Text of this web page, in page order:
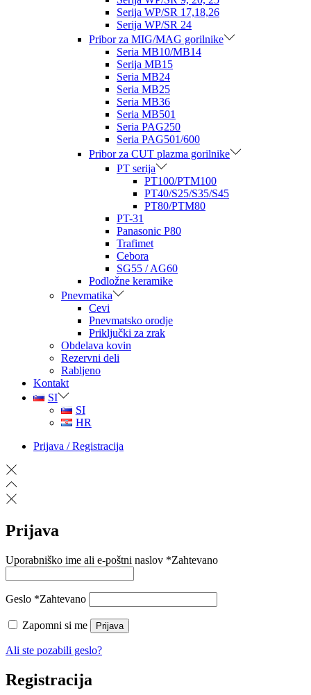
Serija WP/SR 17,18,26
Serija WP/SR 24
Pribor za MIG/MAG gorilnike
Seria MB10/MB14
Serija MB15
Seria MB24
Seria MB25
Seria MB36
Seria MB501
Seria PAG250
Seria PAG501/600
Pribor za CUT plazma gorilnike
PT serija
PT100/PTM100
PT40/S25/S35/S45
PT80/PTM80
PT-31
Panasonic P80
Trafimet
Cebora
SG55 / AG60
Podložne keramike
Pnevmatika
Cevi
Pnevmatsko orodje
Priključki za zrak
Obdelava kovin
Rezervni deli
Rabljeno
Kontakt
SI
SI
HR
Prijava / Registracija
Prijava
Uporabniško ime ali e-poštni naslov *Zahtevano
Geslo *Zahtevano
Zapomni si me Prijava
Ali ste pozabili geslo?
Registracija